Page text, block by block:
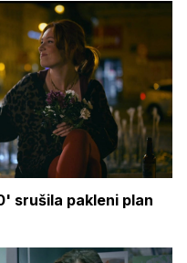
srušila pakleni plan